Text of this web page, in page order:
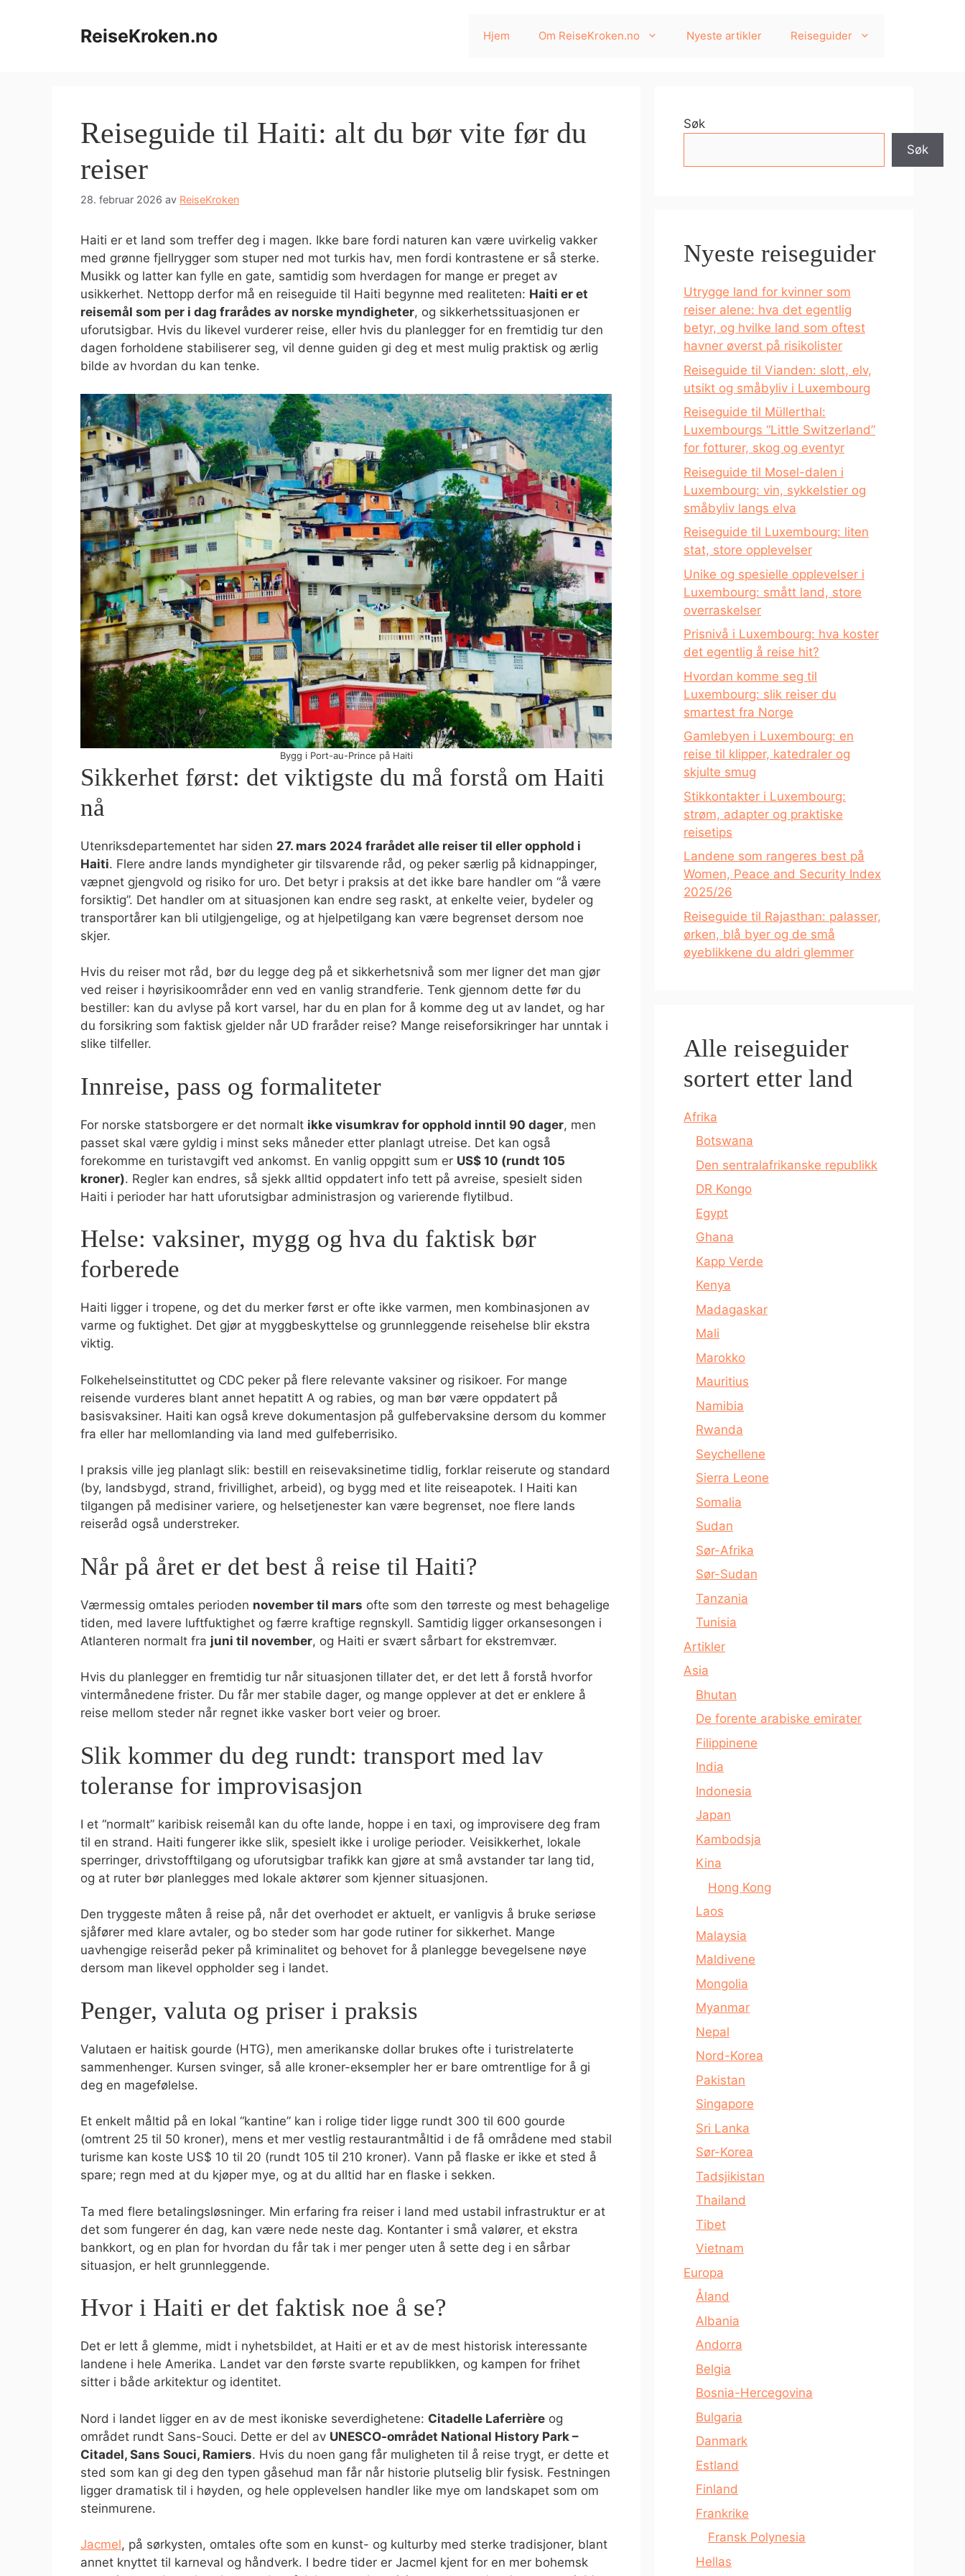
ReiseKroken.no Hjem Om ReiseKroken.no Nyeste artikler Reiseguider
Reiseguide til Haiti: alt du bør vite før du
reiser
28. februar 2026 av ReiseKroken
Haiti er et land som treffer deg i magen. Ikke bare fordi naturen kan være uvirkelig vakker
med grønne fjellrygger som stuper ned mot turkis hav, men fordi kontrastene er så sterke.
Musikk og latter kan fylle en gate, samtidig som hverdagen for mange er preget av
usikkerhet. Nettopp derfor må en reiseguide til Haiti begynne med realiteten: Haiti er et
reisemål som per i dag frarådes av norske myndigheter, og sikkerhetssituasjonen er
uforutsigbar. Hvis du likevel vurderer reise, eller hvis du planlegger for en fremtidig tur den
dagen forholdene stabiliserer seg, vil denne guiden gi deg et mest mulig praktisk og ærlig
bilde av hvordan du kan tenke.
Bygg i Port-au-Prince på Haiti
Sikkerhet først: det viktigste du må forstå om Haiti
nå
Utenriksdepartementet har siden 27. mars 2024 frarådet alle reiser til eller opphold i
Haiti. Flere andre lands myndigheter gir tilsvarende råd, og peker særlig på kidnappinger,
væpnet gjengvold og risiko for uro. Det betyr i praksis at det ikke bare handler om “å være
forsiktig”. Det handler om at situasjonen kan endre seg raskt, at enkelte veier, bydeler og
transportårer kan bli utilgjengelige, og at hjelpetilgang kan være begrenset dersom noe
skjer.
Hvis du reiser mot råd, bør du legge deg på et sikkerhetsnivå som mer ligner det man gjør
ved reiser i høyrisikoområder enn ved en vanlig strandferie. Tenk gjennom dette før du
bestiller: kan du avlyse på kort varsel, har du en plan for å komme deg ut av landet, og har
du forsikring som faktisk gjelder når UD fraråder reise? Mange reiseforsikringer har unntak i
slike tilfeller.
Innreise, pass og formaliteter
For norske statsborgere er det normalt ikke visumkrav for opphold inntil 90 dager, men
passet skal være gyldig i minst seks måneder etter planlagt utreise. Det kan også
forekomme en turistavgift ved ankomst. En vanlig oppgitt sum er US$ 10 (rundt 105
kroner). Regler kan endres, så sjekk alltid oppdatert info tett på avreise, spesielt siden
Haiti i perioder har hatt uforutsigbar administrasjon og varierende flytilbud.
Helse: vaksiner, mygg og hva du faktisk bør
forberede
Haiti ligger i tropene, og det du merker først er ofte ikke varmen, men kombinasjonen av
varme og fuktighet. Det gjør at myggbeskyttelse og grunnleggende reisehelse blir ekstra
viktig.
Folkehelseinstituttet og CDC peker på flere relevante vaksiner og risikoer. For mange
reisende vurderes blant annet hepatitt A og rabies, og man bør være oppdatert på
basisvaksiner. Haiti kan også kreve dokumentasjon på gulfebervaksine dersom du kommer
fra eller har mellomlanding via land med gulfeberrisiko.
I praksis ville jeg planlagt slik: bestill en reisevaksinetime tidlig, forklar reiserute og standard
(by, landsbygd, strand, frivillighet, arbeid), og bygg med et lite reiseapotek. I Haiti kan
tilgangen på medisiner variere, og helsetjenester kan være begrenset, noe flere lands
reiseråd også understreker.
Når på året er det best å reise til Haiti?
Værmessig omtales perioden november til mars ofte som den tørreste og mest behagelige
tiden, med lavere luftfuktighet og færre kraftige regnskyll. Samtidig ligger orkansesongen i
Atlanteren normalt fra juni til november, og Haiti er svært sårbart for ekstremvær.
Hvis du planlegger en fremtidig tur når situasjonen tillater det, er det lett å forstå hvorfor
vintermånedene frister. Du får mer stabile dager, og mange opplever at det er enklere å
reise mellom steder når regnet ikke vasker bort veier og broer.
Slik kommer du deg rundt: transport med lav
toleranse for improvisasjon
I et “normalt” karibisk reisemål kan du ofte lande, hoppe i en taxi, og improvisere deg fram
til en strand. Haiti fungerer ikke slik, spesielt ikke i urolige perioder. Veisikkerhet, lokale
sperringer, drivstofftilgang og uforutsigbar trafikk kan gjøre at små avstander tar lang tid,
og at ruter bør planlegges med lokale aktører som kjenner situasjonen.
Den tryggeste måten å reise på, når det overhodet er aktuelt, er vanligvis å bruke seriøse
sjåfører med klare avtaler, og bo steder som har gode rutiner for sikkerhet. Mange
uavhengige reiseråd peker på kriminalitet og behovet for å planlegge bevegelsene nøye
dersom man likevel oppholder seg i landet.
Penger, valuta og priser i praksis
Valutaen er haitisk gourde (HTG), men amerikanske dollar brukes ofte i turistrelaterte
sammenhenger. Kursen svinger, så alle kroner-eksempler her er bare omtrentlige for å gi
deg en magefølelse.
Et enkelt måltid på en lokal “kantine” kan i rolige tider ligge rundt 300 til 600 gourde
(omtrent 25 til 50 kroner), mens et mer vestlig restaurantmåltid i de få områdene med stabil
turisme kan koste US$ 10 til 20 (rundt 105 til 210 kroner). Vann på flaske er ikke et sted å
spare; regn med at du kjøper mye, og at du alltid har en flaske i sekken.
Ta med flere betalingsløsninger. Min erfaring fra reiser i land med ustabil infrastruktur er at
det som fungerer én dag, kan være nede neste dag. Kontanter i små valører, et ekstra
bankkort, og en plan for hvordan du får tak i mer penger uten å sette deg i en sårbar
situasjon, er helt grunnleggende.
Hvor i Haiti er det faktisk noe å se?
Det er lett å glemme, midt i nyhetsbildet, at Haiti er et av de mest historisk interessante
landene i hele Amerika. Landet var den første svarte republikken, og kampen for frihet
sitter i både arkitektur og identitet.
Nord i landet ligger en av de mest ikoniske severdighetene: Citadelle Laferrière og
området rundt Sans-Souci. Dette er del av UNESCO-området National History Park –
Citadel, Sans Souci, Ramiers. Hvis du noen gang får muligheten til å reise trygt, er dette et
sted som kan gi deg den typen gåsehud man får når historie plutselig blir fysisk. Festningen
ligger dramatisk til i høyden, og hele opplevelsen handler like mye om landskapet som om
steinmurene.
Jacmel, på sørkysten, omtales ofte som en kunst- og kulturby med sterke tradisjoner, blant
annet knyttet til karneval og håndverk. I bedre tider er Jacmel kjent for en mer bohemsk
Søk
Søk
Nyeste reiseguider
Utrygge land for kvinner som
reiser alene: hva det egentlig
betyr, og hvilke land som oftest
havner øverst på risikolister
Reiseguide til Vianden: slott, elv,
utsikt og småbyliv i Luxembourg
Reiseguide til Müllerthal:
Luxembourgs “Little Switzerland”
for fotturer, skog og eventyr
Reiseguide til Mosel-dalen i
Luxembourg: vin, sykkelstier og
småbyliv langs elva
Reiseguide til Luxembourg: liten
stat, store opplevelser
Unike og spesielle opplevelser i
Luxembourg: smått land, store
overraskelser
Prisnivå i Luxembourg: hva koster
det egentlig å reise hit?
Hvordan komme seg til
Luxembourg: slik reiser du
smartest fra Norge
Gamlebyen i Luxembourg: en
reise til klipper, katedraler og
skjulte smug
Stikkontakter i Luxembourg:
strøm, adapter og praktiske
reisetips
Landene som rangeres best på
Women, Peace and Security Index
2025/26
Reiseguide til Rajasthan: palasser,
ørken, blå byer og de små
øyeblikkene du aldri glemmer
Alle reiseguider
sortert etter land
Afrika
Botswana
Den sentralafrikanske republikk
DR Kongo
Egypt
Ghana
Kapp Verde
Kenya
Madagaskar
Mali
Marokko
Mauritius
Namibia
Rwanda
Seychellene
Sierra Leone
Somalia
Sudan
Sør-Afrika
Sør-Sudan
Tanzania
Tunisia
Artikler
Asia
Bhutan
De forente arabiske emirater
Filippinene
India
Indonesia
Japan
Kambodsja
Kina
Hong Kong
Laos
Malaysia
Maldivene
Mongolia
Myanmar
Nepal
Nord-Korea
Pakistan
Singapore
Sri Lanka
Sør-Korea
Tadsjikistan
Thailand
Tibet
Vietnam
Europa
Åland
Albania
Andorra
Belgia
Bosnia-Hercegovina
Bulgaria
Danmark
Estland
Finland
Frankrike
Fransk Polynesia
Hellas